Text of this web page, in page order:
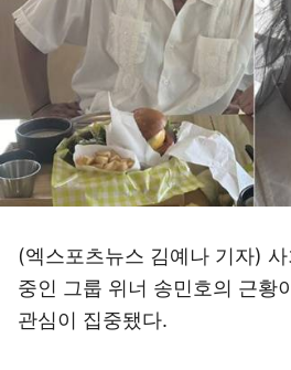
(엑스포츠뉴스 김예나 기자)
중인 그룹 위너 송민호의 근황
관심이 집중됐다.